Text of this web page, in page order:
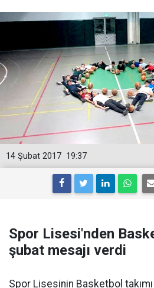
19:37
14 Şubat 2017
Spor Lisesi'nden
şubat mesajı verdi
Spor Lisesinin Basketbol